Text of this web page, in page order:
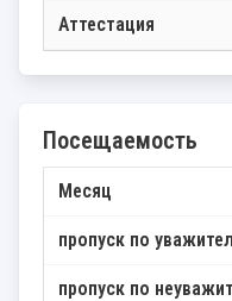
Посещаемость